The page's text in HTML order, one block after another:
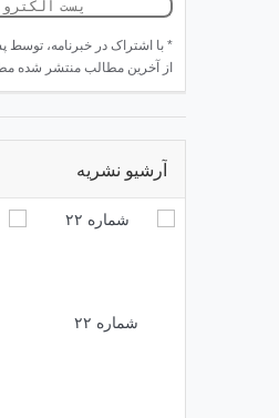
* با اشتراک در خبرنامه، توسط
از آخرین مطالب منتشر شده
آرشیو نشریه
شماره ۲۲